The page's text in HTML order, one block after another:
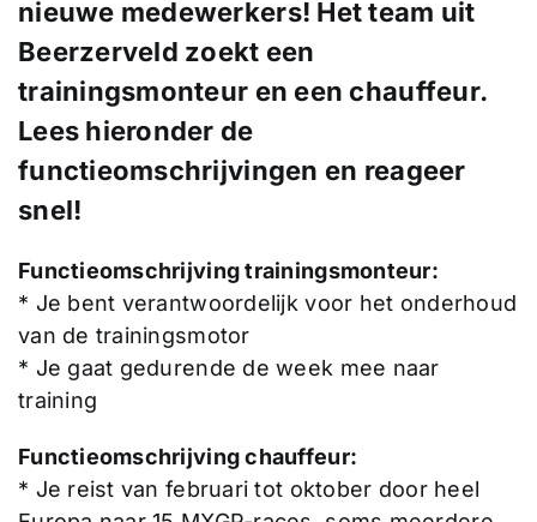
nieuwe medewerkers! Het team uit
Beerzerveld zoekt een
trainingsmonteur en een chauffeur.
Lees hieronder de
functieomschrijvingen en reageer
snel!
Functieomschrijving trainingsmonteur:
* Je bent verantwoordelijk voor het onderhoud
van de trainingsmotor
* Je gaat gedurende de week mee naar
training
Functieomschrijving chauffeur:
* Je reist van februari tot oktober door heel